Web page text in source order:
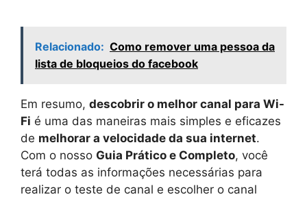
Relacionado: Como remover uma pessoa da
lista de bloqueios do facebook
Em resumo, descobrir o melhor canal para Wi-
Fi é uma das maneiras mais simples e eficazes
de melhorar a velocidade da sua internet.
Com o nosso Guia Prático e Completo, você
terá todas as informações necessárias para
realizar o teste de canal e escolher o canal